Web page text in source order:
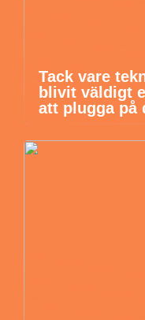
Tack vare
blivit väldigt
att plugga på